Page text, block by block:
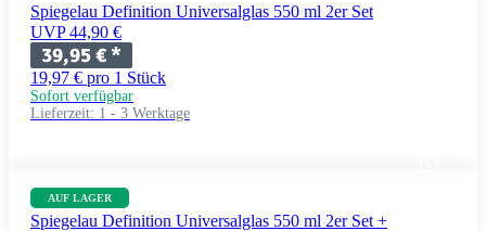
Spiegelau Definition Universalglas 550 ml 2er Set
UVP 44,90 €
39,95 €*
19,97 € pro 1 Stück
Sofort verfügbar
Lieferzeit: 1 - 3 Werktage
AUF LAGER
Spiegelau Definition Universalglas 550 ml 2er Set +